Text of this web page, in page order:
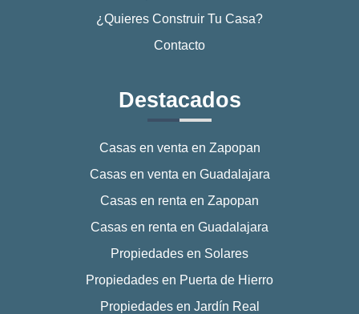
¿Quieres Construir Tu Casa?
Contacto
Destacados
Casas en venta en Zapopan
Casas en venta en Guadalajara
Casas en renta en Zapopan
Casas en renta en Guadalajara
Propiedades en Solares
Propiedades en Puerta de Hierro
Propiedades en Jardín Real